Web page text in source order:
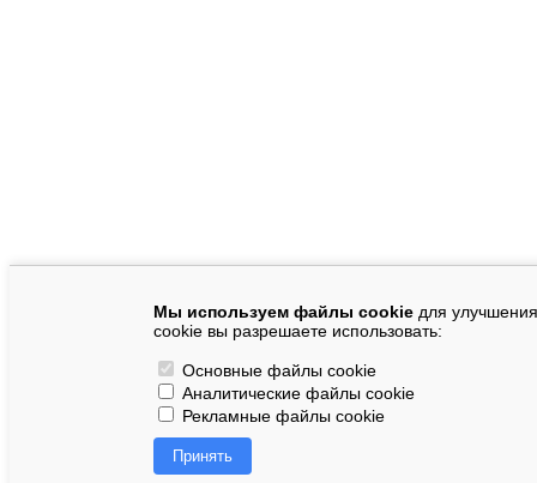
Мы используем файлы cookie для
cookie вы разрешаете использовать:
Основные файлы cookie
Аналитические файлы cookie
Рекламные файлы cookie
Принять